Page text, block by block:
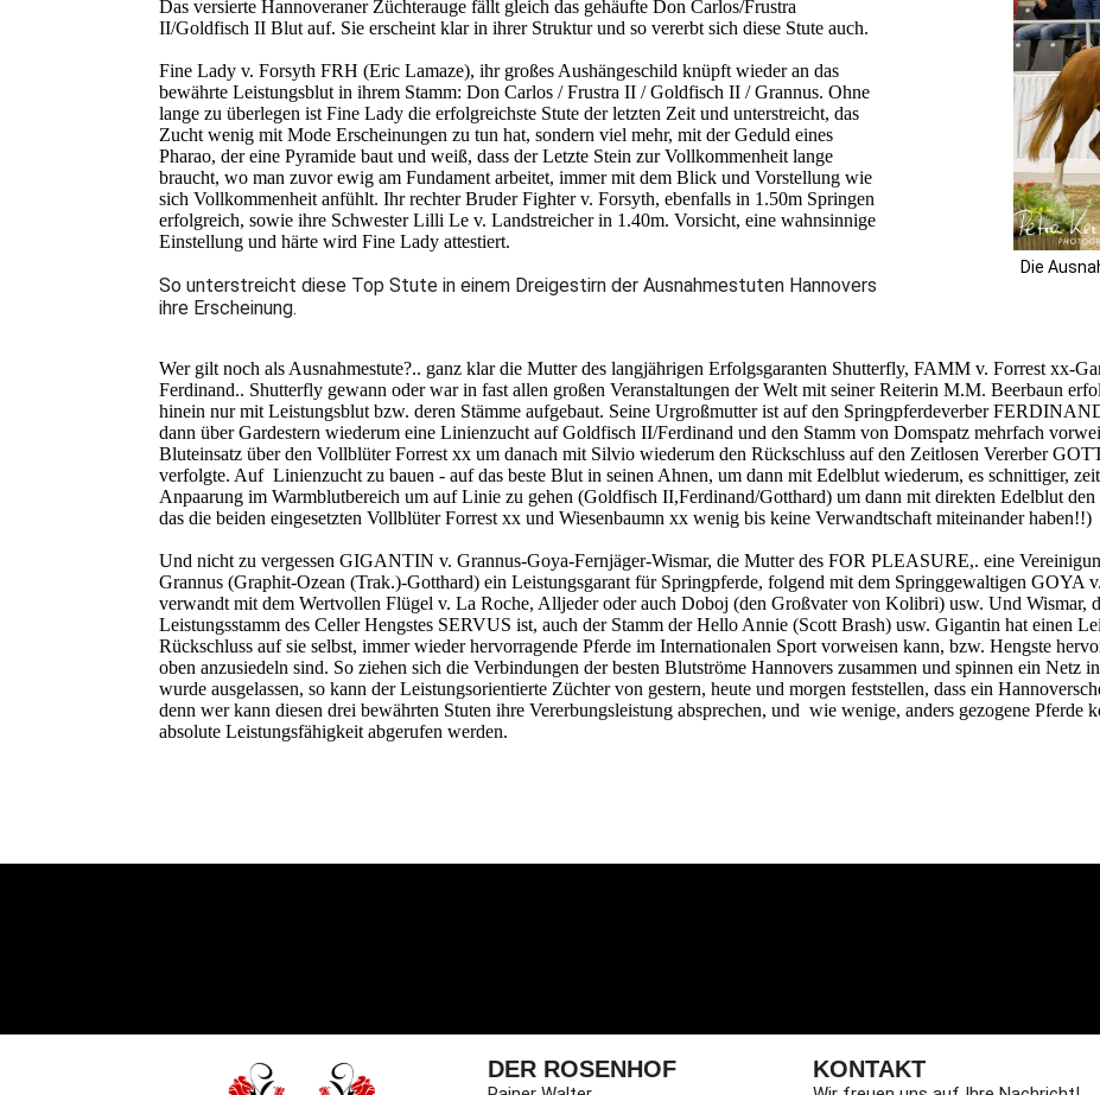
Das versierte Hannoveraner Züchterauge fällt gleich das gehäufte Don Carlos/Frustra
II/Goldfisch II Blut auf. Sie erscheint klar in ihrer Struktur und so vererbt sich diese Stute auch.
Fine Lady v. Forsyth FRH (Eric Lamaze), ihr großes Aushängeschild knüpft wieder an das
bewährte Leistungsblut in ihrem Stamm: Don Carlos / Frustra II / Goldfisch II / Grannus. Ohne
lange zu überlegen ist Fine Lady die erfolgreichste Stute der letzten Zeit und unterstreicht, das
Zucht wenig mit Mode Erscheinungen zu tun hat, sondern viel mehr, mit der Geduld eines
Pharao, der eine Pyramide baut und weiß, dass der Letzte Stein zur Vollkommenheit lange
braucht, wo man zuvor ewig am Fundament arbeitet, immer mit dem Blick und Vorstellung wie
sich Vollkommenheit anfühlt. Ihr rechter Bruder Fighter v. Forsyth, ebenfalls in 1.50m Springen
erfolgreich, sowie ihre Schwester Lilli Le v. Landstreicher in 1.40m. Vorsicht, eine wahnsinnige
Einstellung und härte wird Fine Lady attestiert.
So unterstreicht diese Top Stute in einem Dreigestirn der Ausnahmestuten Hannovers
ihre Erscheinung.
Die
Wer gilt noch als Ausnahmestute?.. ganz klar die Mutter des langjährigen Erfolgsgaranten Shutterfly, FAMM v. Forrest xx-
Ferdinand.. Shutterfly gewann oder war in fast allen großen Veranstaltungen der Welt mit seiner Reiterin M.M. Beerbaun
hinein nur mit Leistungsblut bzw. deren Stämme aufgebaut. Seine Urgroßmutter ist auf den Springpferdeverber
dann über Gardestern wiederum eine Linienzucht auf Goldfisch II/Ferdinand und den Stamm von Domspatz mehrfach
Bluteinsatz über den Vollblüter Forrest xx um danach mit Silvio wiederum den Rückschluss auf den Zeitlosen Vererber
verfolgte. Auf Linienzucht zu bauen - auf das beste Blut in seinen Ahnen, um dann mit Edelblut wiederum, es schnittiger,
Anpaarung im Warmblutbereich um auf Linie zu gehen (Goldfisch II,Ferdinand/Gotthard) um dann mit direkten Edelblut
das die beiden eingesetzten Vollblüter Forrest xx und Wiesenbaumn xx wenig bis keine Verwandtschaft miteinander haben!!)
Und nicht zu vergessen GIGANTIN v. Grannus-Goya-Fernjäger-Wismar, die Mutter des FOR PLEASURE,. eine
Grannus (Graphit-Ozean (Trak.)-Gotthard) ein Leistungsgarant für Springpferde, folgend mit dem Springgewaltigen GOYA
verwandt mit dem Wertvollen Flügel v. La Roche, Alljeder oder auch Doboj (den Großvater von Kolibri) usw. Und Wismar,
Leistungsstamm des Celler Hengstes SERVUS ist, auch der Stamm der Hello Annie (Scott Brash) usw. Gigantin hat einen
Rückschluss auf sie selbst, immer wieder hervorragende Pferde im Internationalen Sport vorweisen kann, bzw. Hengste
oben anzusiedeln sind. So ziehen sich die Verbindungen der besten Blutströme Hannovers zusammen und spinnen ein Netz
wurde ausgelassen, so kann der Leistungsorientierte Züchter von gestern, heute und morgen feststellen, dass ein
denn wer kann diesen drei bewährten Stuten ihre Vererbungsleistung absprechen, und wie wenige, anders gezogene Pferde
absolute Leistungsfähigkeit abgerufen werden.
DER ROSENHOF KONTAKT